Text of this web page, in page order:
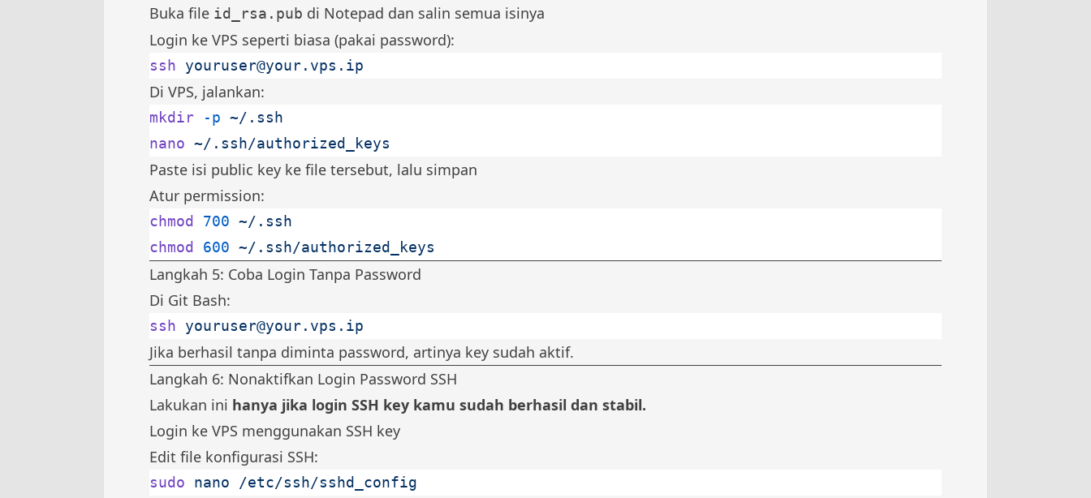
Buka file id_rsa.pub di Notepad dan salin semua isinya
Login ke VPS seperti biasa (pakai password):
ssh youruser@your.vps.ip
Di VPS, jalankan:
mkdir -p ~/.ssh
nano ~/.ssh/authorized_keys
Paste isi public key ke file tersebut, lalu simpan
Atur permission:
chmod 700 ~/.ssh
chmod
600 ~/.ssh/authorized_keys
Langkah 5: Coba Login Tanpa Password
Di Git Bash:
ssh youruser@your.vps.ip
Jika berhasil tanpa diminta password, artinya key sudah aktif.
Langkah 6: Nonaktifkan Login Password SSH
Lakukan ini hanya jika login SSH key kamu sudah berhasil dan stabil.
Login ke VPS menggunakan SSH key
Edit file konfigurasi SSH:
sudo nano /etc/ssh/sshd_config